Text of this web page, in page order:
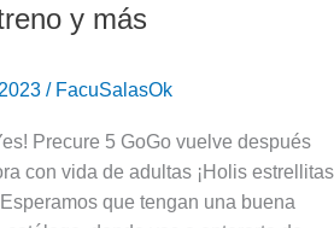
y más
/ FacuSalasOk
Precure 5 GoGo vuelve después
con vida de adultas ¡Holis estrellitas
que tengan una buena